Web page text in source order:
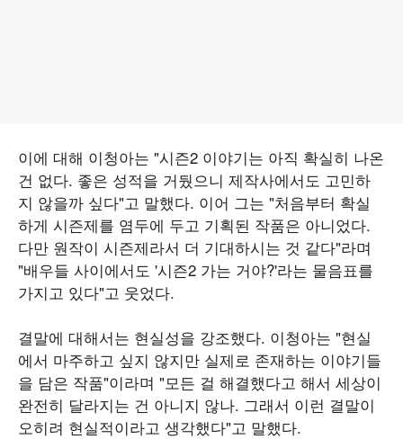
이에 대해 이청아는 "시즌2 이야기는 아직 확실히 나온
건 없다. 좋은 성적을 거뒀으니 제작사에서도 고민하
지 않을까 싶다"고 말했다. 이어 그는 "처음부터 확실
하게 시즌제를 염두에 두고 기획된 작품은 아니었다.
다만 원작이 시즌제라서 더 기대하시는 것 같다"라며
"배우들 사이에서도 '시즌2 가는 거야?'라는 물음표를
가지고 있다"고 웃었다.
결말에 대해서는 현실성을 강조했다. 이청아는 "현실
에서 마주하고 싶지 않지만 실제로 존재하는 이야기들
을 담은 작품"이라며 "모든 걸 해결했다고 해서 세상이
완전히 달라지는 건 아니지 않나. 그래서 이런 결말이
오히려 현실적이라고 생각했다"고 말했다.